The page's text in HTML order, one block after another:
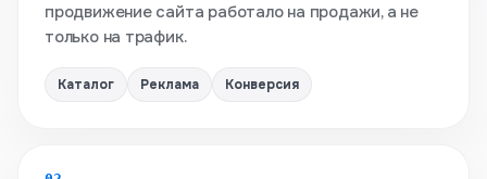
продвижение сайта работало на продажи, а не
только на трафик.
Каталог Реклама Конверсия